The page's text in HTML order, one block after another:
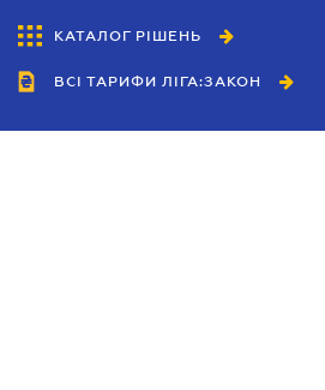
КАТАЛОГ РІШЕНЬ
ВСІ ТАРИФИ ЛІГА:ЗАКОН